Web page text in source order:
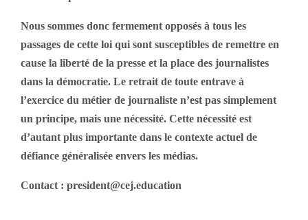
Nous sommes donc fermement opposés à tous les
passages de cette loi qui sont susceptibles de remettre en
cause la liberté de la presse et la place des journalistes
dans la démocratie. Le retrait de toute entrave à
l’exercice du métier de journaliste n’est pas simplement
un principe, mais une nécessité. Cette nécessité est
d’autant plus importante dans le contexte actuel de
défiance généralisée envers les médias.
Contact : president@cej.education